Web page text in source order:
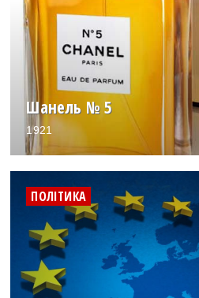
Шанель № 5
1921
ПОЛІТИКА